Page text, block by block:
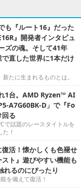
も『ルート16』だった
』開発者インタビュ
ズの魂。そして41年
直した世界に1本だけ
たに生まれるものとは。
1台。AMD Ryzen™ AI
A7G60BK-D」で『Fo
る
で話題のレースタイトルを
！
活！懐かしくも色褪せ
ト』遊びやすい機能も
れるのにぴったり
を備えて復活！